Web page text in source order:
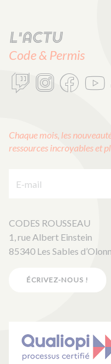
L'actu
Code & Permis
Chaque mois, les
ressources incroyables et
CODES ROUSSEAU
1, rue Albert Einstein
85340 Les Sables
ÉCRIVEZ-NOUS !